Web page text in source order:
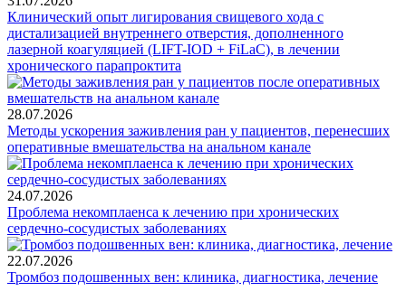
Клинический опыт лигирования свищевого хода с
дистализацией внутреннего отверстия, дополненного
лазерной коагуляцией (LIFT-IOD + FiLaC), в лечении
хронического парапроктита
28.07.2026
Методы ускорения заживления ран у пациентов, перенесших
оперативные вмешательства на анальном канале
24.07.2026
Проблема некомплаенса к лечению при хронических
сердечно-сосудистых заболеваниях
22.07.2026
Тромбоз подошвенных вен: клиника, диагностика, лечение